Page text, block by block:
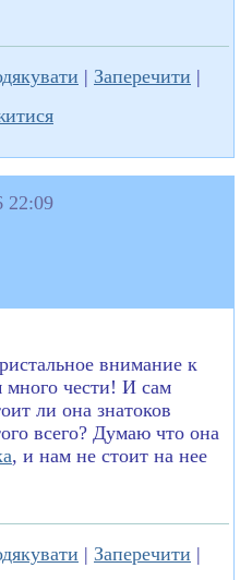
| Заперечити |
22:09
внимание к
чести! И сам
ли она знатоков
всего? Думаю что она
, и нам не стоит на нее
| Заперечити |